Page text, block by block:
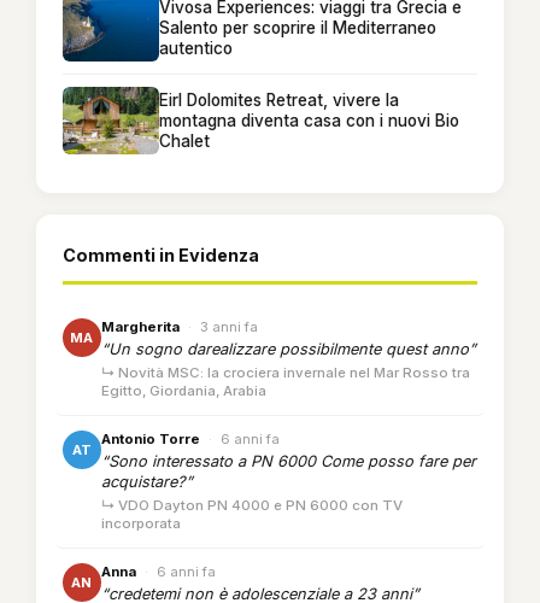
Vivosa Experiences: viaggi tra Grecia e
Salento per scoprire il Mediterraneo
autentico
Eirl Dolomites Retreat, vivere la
montagna diventa casa con i nuovi Bio
Chalet
Commenti in Evidenza
MA
Margherita · 3 anni fa
“Un sogno darealizzare possibilmente quest anno”
↳ Novità MSC: la crociera invernale nel Mar Rosso tra
Egitto, Giordania, Arabia
AT
Antonio Torre · 6 anni fa
“Sono interessato a PN 6000 Come posso fare per
acquistare?”
↳ VDO Dayton PN 4000 e PN 6000 con TV
incorporata
AN
Anna · 6 anni fa
“credetemi non è adolescenziale a 23 anni”